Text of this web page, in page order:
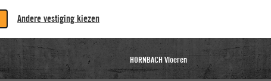
Andere vestiging kiezen
HORNBACH Vloeren